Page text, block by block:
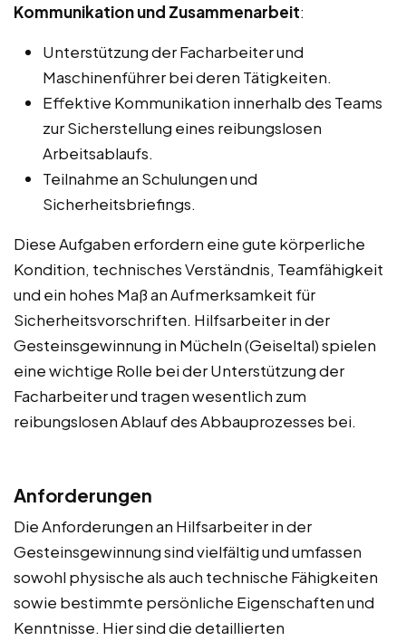
Kommunikation und Zusammenarbeit:
Unterstützung der Facharbeiter und
Maschinenführer bei deren Tätigkeiten.
Effektive Kommunikation innerhalb des Teams
zur Sicherstellung eines reibungslosen
Arbeitsablaufs.
Teilnahme an Schulungen und
Sicherheitsbriefings.
Diese Aufgaben erfordern eine gute körperliche
Kondition, technisches Verständnis, Teamfähigkeit
und ein hohes Maß an Aufmerksamkeit für
Sicherheitsvorschriften. Hilfsarbeiter in der
Gesteinsgewinnung in Mücheln (Geiseltal) spielen
eine wichtige Rolle bei der Unterstützung der
Facharbeiter und tragen wesentlich zum
reibungslosen Ablauf des Abbauprozesses bei.
Anforderungen
Die Anforderungen an Hilfsarbeiter in der
Gesteinsgewinnung sind vielfältig und umfassen
sowohl physische als auch technische Fähigkeiten
sowie bestimmte persönliche Eigenschaften und
Kenntnisse. Hier sind die detaillierten